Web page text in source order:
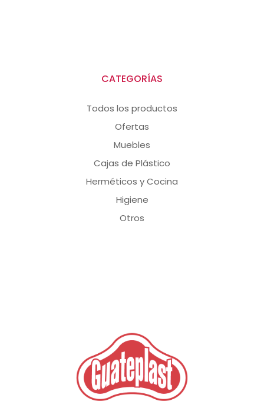
CATEGORÍAS
Todos los productos
Ofertas
Muebles
Cajas de Plástico
Herméticos y Cocina
Higiene
Otros